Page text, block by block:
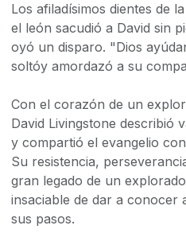
Los afiladísimos dientes de
el león sacudió a David sin
oyó un disparo. "Dios
soltóy amordazó a su
Con el corazón de un
David Livingstone describió
y compartió el evangelio
Su resistencia,
gran legado de un
insaciable de dar a conocer
sus pasos.